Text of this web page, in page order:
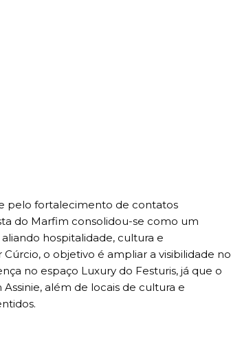
pelo fortalecimento de contatos
do Marfim consolidou-se como um
hospitalidade, cultura e
o objetivo é ampliar a visibilidade no
no espaço Luxury do Festuris, já que o
além de locais de cultura e